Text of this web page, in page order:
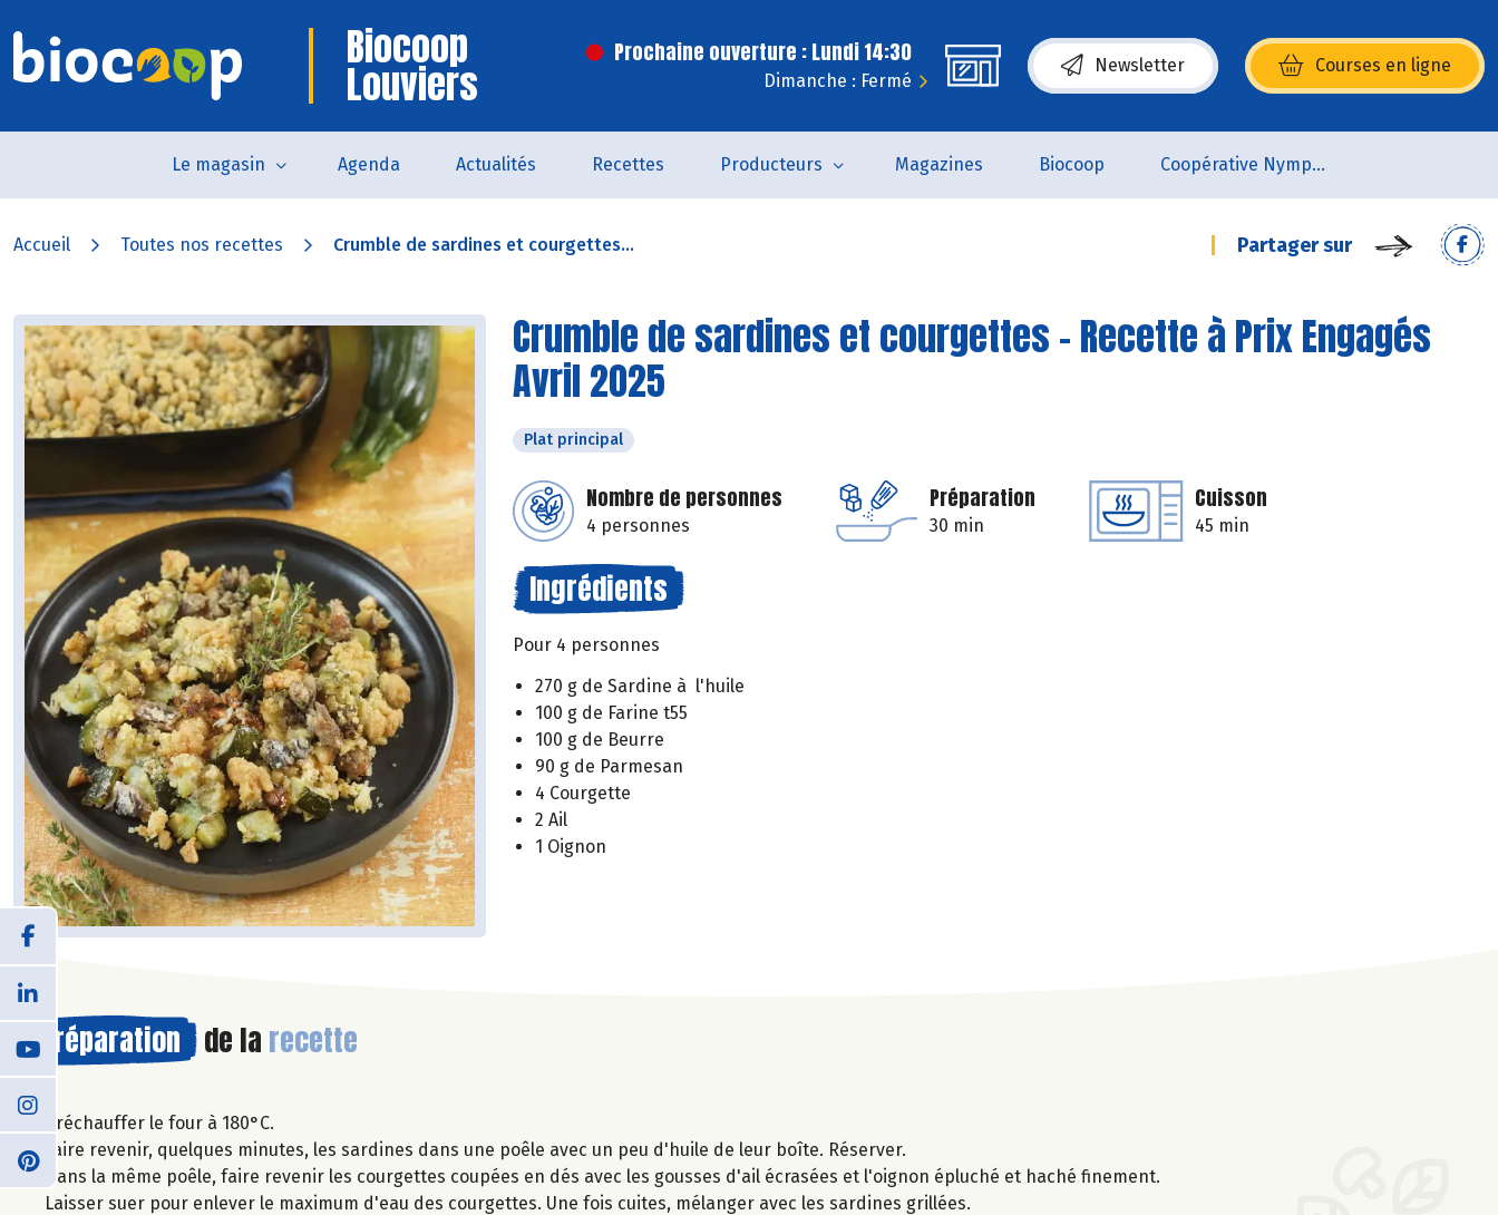
Biocoop
Louviers
Prochaine ouverture : Lundi 14:30
Dimanche : Fermé
Newsletter Courses en ligne
(s’ouvre dans une nouvelle fenêtre)
Le magasin Agenda Actualités Recettes Producteurs Magazines Biocoop Coopérative Nymphéa
Accueil Toutes nos recettes Crumble de sardines et courgettes... Partager sur
Crumble de sardines et courgettes - Recette à Prix Engagés
Avril 2025
Plat principal
Nombre de personnes
4 personnes
Préparation
30 min
Cuisson
45 min
Ingrédients
Pour 4 personnes
270 g de Sardine à l'huile
100 g de Farine t55
100 g de Beurre
90 g de Parmesan
4 Courgette
2 Ail
1 Oignon
Préparation de la recette
Préchauffer le four à 180°C.
Faire revenir, quelques minutes, les sardines dans une poêle avec un peu d'huile de leur boîte. Réserver.
Dans la même poêle, faire revenir les courgettes coupées en dés avec les gousses d'ail écrasées et l'oignon épluché et haché finement.
Laisser suer pour enlever le maximum d'eau des courgettes. Une fois cuites, mélanger avec les sardines grillées.